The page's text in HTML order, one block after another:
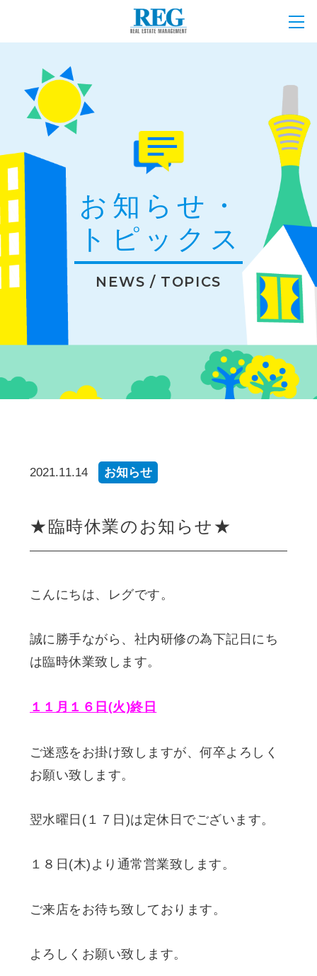
お知らせ・
トピックス
NEWS / TOPICS
2021.11.14 お知らせ
★臨時休業のお知らせ★
こんにちは、レグです。
誠に勝手ながら、社内研修の為下記日にち
は臨時休業致します。
１１月１６日(火)終日
ご迷惑をお掛け致しますが、何卒よろしく
お願い致します。
翌水曜日(１７日)は定休日でございます。
１８日(木)より通常営業致します。
ご来店をお待ち致しております。
よろしくお願い致します。